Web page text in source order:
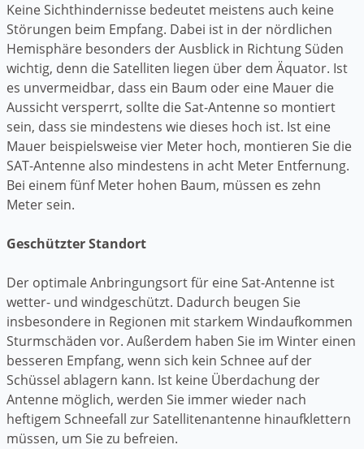
Keine Sichthindernisse bedeutet meistens auch keine
Störungen beim Empfang. Dabei ist in der nördlichen
Hemisphäre besonders der Ausblick in Richtung Süden
wichtig, denn die Satelliten liegen über dem Äquator. Ist
es unvermeidbar, dass ein Baum oder eine Mauer die
Aussicht versperrt, sollte die Sat-Antenne so montiert
sein, dass sie mindestens wie dieses hoch ist. Ist eine
Mauer beispielsweise vier Meter hoch, montieren Sie die
SAT-Antenne also mindestens in acht Meter Entfernung.
Bei einem fünf Meter hohen Baum, müssen es zehn
Meter sein.
Geschützter Standort
Der optimale Anbringungsort für eine Sat-Antenne ist
wetter- und windgeschützt. Dadurch beugen Sie
insbesondere in Regionen mit starkem Windaufkommen
Sturmschäden vor. Außerdem haben Sie im Winter einen
besseren Empfang, wenn sich kein Schnee auf der
Schüssel ablagern kann. Ist keine Überdachung der
Antenne möglich, werden Sie immer wieder nach
heftigem Schneefall zur Satellitenantenne hinaufklettern
müssen, um Sie zu befreien.